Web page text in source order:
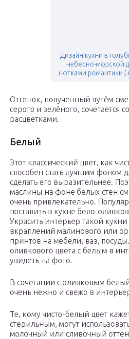
Дизайн кухни в
небесно-морской
нотками романтики
Оттенок, полученный путём
серого и зелёного, сочетается
расцветками.
Белый
Этот классический цвет, как
способен стать лучшим фоном
сделать его выразительнее.
маслины на фоне белых стен
очень привлекательно.
поставить в кухне бело-
Украсить интерьер такой
вкраплений малинового или
принтов на мебели, ваз,
оливкового цвета с белым в
увидеть на фото.
В сочетании с оливковым
очень нежно и свежо в
Те, кому чисто-белый цвет
стерильным, могут
молочный или сливочный